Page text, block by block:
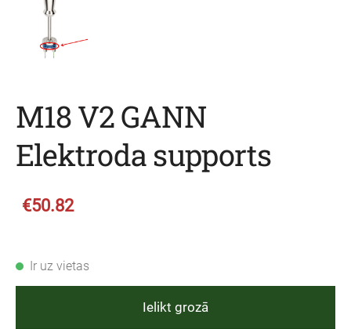
M18 V2 GANN
Elektroda supports
€50.82
Ir uz vietas
Ielikt grozā